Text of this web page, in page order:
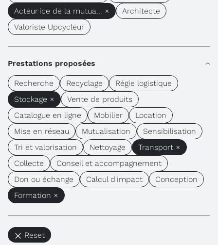
Acteur·ice de la mutua... ×
Architecte
Valoriste Upcycleur
Prestations proposées
Recherche Recyclage
Régie logistique
Stockage ×
Vente de produits
Catalogue en ligne
Mobilier
Location
Mise en réseau
Mutualisation
Sensibilisation
Tri et valorisation
Nettoyage
Transport ×
Collecte
Conseil et accompagnement
Don ou échange
Calcul d'impact
Conception
Formation ×
Reset